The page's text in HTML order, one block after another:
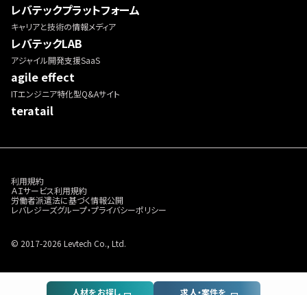
人材をお探し 求人・案件を
レバテックプラットフォーム
キャリアと技術の情報メディア
レバテックLAB
アジャイル開発支援SaaS
agile effect
ITエンジニア特化型Q&Aサイト
teratail
利用規約
ＡＩサービス利用規約
労働者派遣法に基づく情報公開
レバレジーズグループ・プライバシーポリシー
© 2017-2026 Levtech Co., Ltd.